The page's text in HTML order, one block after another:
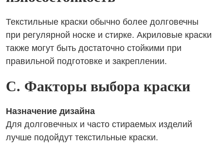
Текстильные краски обычно более долговечны
при регулярной носке и стирке. Акриловые краски
также могут быть достаточно стойкими при
правильной подготовке и закреплении.
C. Факторы выбора краски
Назначение дизайна
Для долговечных и часто стираемых изделий
лучше подойдут текстильные краски.